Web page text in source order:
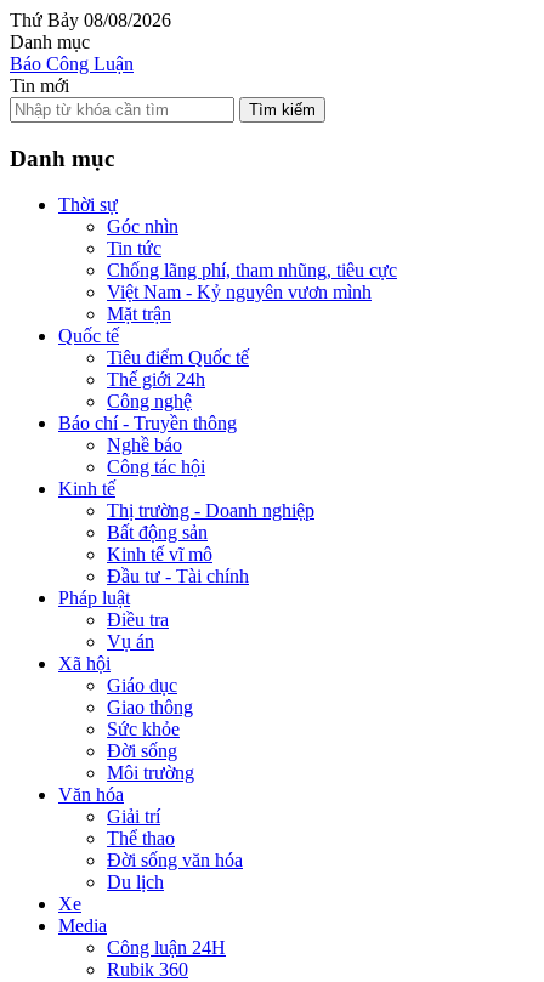
Thứ Bảy 08/08/2026
Danh mục
Báo Công Luận
Tin mới
Tìm kiếm
Danh mục
Thời sự
Góc nhìn
Tin tức
Chống lãng phí, tham nhũng, tiêu cực
Việt Nam - Kỷ nguyên vươn mình
Mặt trận
Quốc tế
Tiêu điểm Quốc tế
Thế giới 24h
Công nghệ
Báo chí - Truyền thông
Nghề báo
Công tác hội
Kinh tế
Thị trường - Doanh nghiệp
Bất động sản
Kinh tế vĩ mô
Đầu tư - Tài chính
Pháp luật
Điều tra
Vụ án
Xã hội
Giáo dục
Giao thông
Sức khỏe
Đời sống
Môi trường
Văn hóa
Giải trí
Thể thao
Đời sống văn hóa
Du lịch
Xe
Media
Công luận 24H
Rubik 360